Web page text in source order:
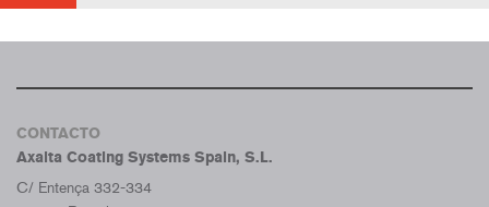
CONTACTO
Axalta Coating Systems Spain, S.L.
C/ Entença 332-334